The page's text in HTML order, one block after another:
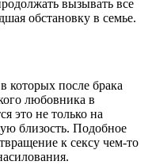
вызывать все
обстановку в семье.
которых после брака
любовника в
это не только на
близость. Подобное
к сексу чем-то